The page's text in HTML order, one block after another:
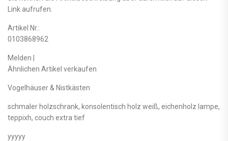
Link aufrufen.
Artikel Nr.:
0103868962
Melden |
Ähnlichen Artikel verkaufen
Vogelhäuser & Nistkästen
schmaler holzschrank, konsolentisch holz weiß, eichenholz lampe,
teppixh, couch extra tief
yyyyy